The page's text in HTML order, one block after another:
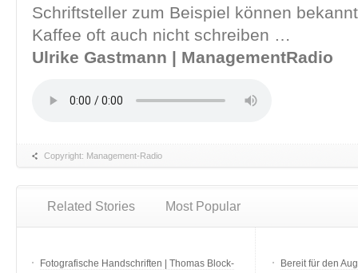
Schriftsteller zum Beispiel können
Kaffee oft auch nicht schreiben …
Ulrike Gastmann | ManagementRadio
Copyright: Management-Radio
Related Stories Most Popular
Fotografische Handschriften | Thomas Block-
Bereit für den